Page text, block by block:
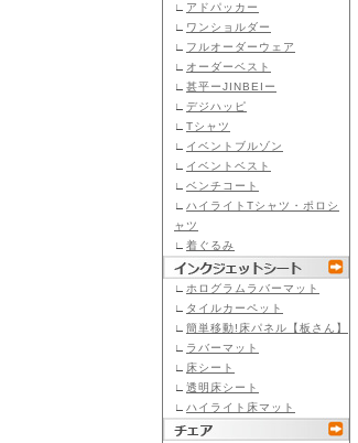
∟ アドパッカー
∟ ワンショルダー
∟ フルオーダーウェア
∟ オーダーベスト
∟ 甚平ーJINBEIー
∟ デジハッピ
∟ Tシャツ
∟ イベントブルゾン
∟ イベントベスト
∟ ベンチコート
∟ ハイライトTシャツ・ポロシ
ャツ
∟ 着ぐるみ
∟ ホログラムラバーマット
∟ タイルカーペット
∟ 簡単移動!床パネル【板さん】
∟ ラバーマット
∟ 床シート
∟ 透明床シート
∟ ハイライト床マット